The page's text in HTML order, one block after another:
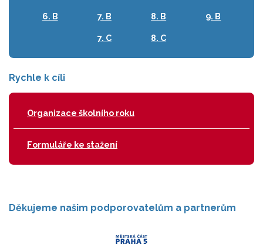
6. B 7. B
7. C
8. B
8. C
9. B
Rychle k cíli
Organizace školního roku
Formuláře ke stažení
Děkujeme našim podporovatelům a partnerům